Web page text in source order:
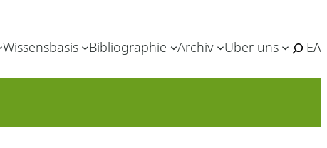
Wissensbasis Bibliographie Archiv Über uns ΕΛ